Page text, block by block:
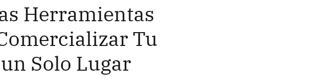
Herramientas
Tu
Solo Lugar